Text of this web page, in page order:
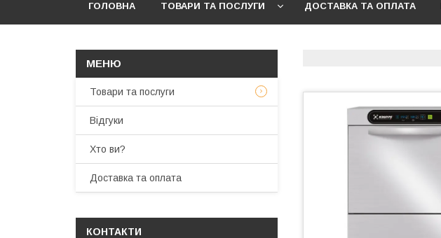
ГОЛОВНА ТОВАРИ ТА ПОСЛУГИ ДОСТАВКА ТА ОПЛАТА
Товари та послуги
Відгуки
Хто ви?
Доставка та оплата
КОНТАКТИ